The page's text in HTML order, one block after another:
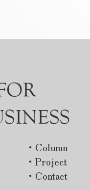
・Column
・Project
・Contact